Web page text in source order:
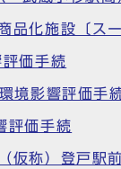
化施設〔ス
価手続
境影響評価手
評価手続
称）登戸駅